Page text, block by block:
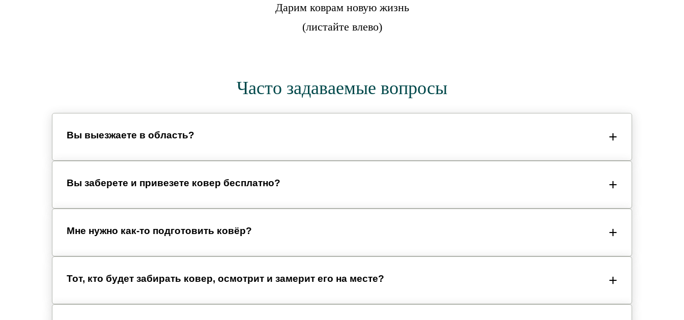
Дарим коврам новую жизнь
(листайте влево)
Часто задаваемые вопросы
Вы выезжаете в область?
Вы заберете и привезете ковер бесплатно?
Мне нужно как-то подготовить ковёр?
Тот, кто будет забирать ковер, осмотрит и замерит его на месте?